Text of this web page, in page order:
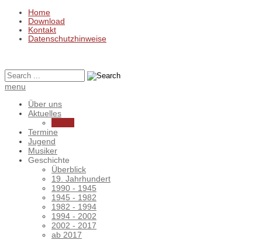
Home
Download
Kontakt
Datenschutzhinweise
menu
Über uns
Aktuelles
Termine
Jugend
Musiker
Geschichte
Überblick
19. Jahrhundert
1990 - 1945
1945 - 1982
1982 - 1994
1994 - 2002
2002 - 2017
ab 2017